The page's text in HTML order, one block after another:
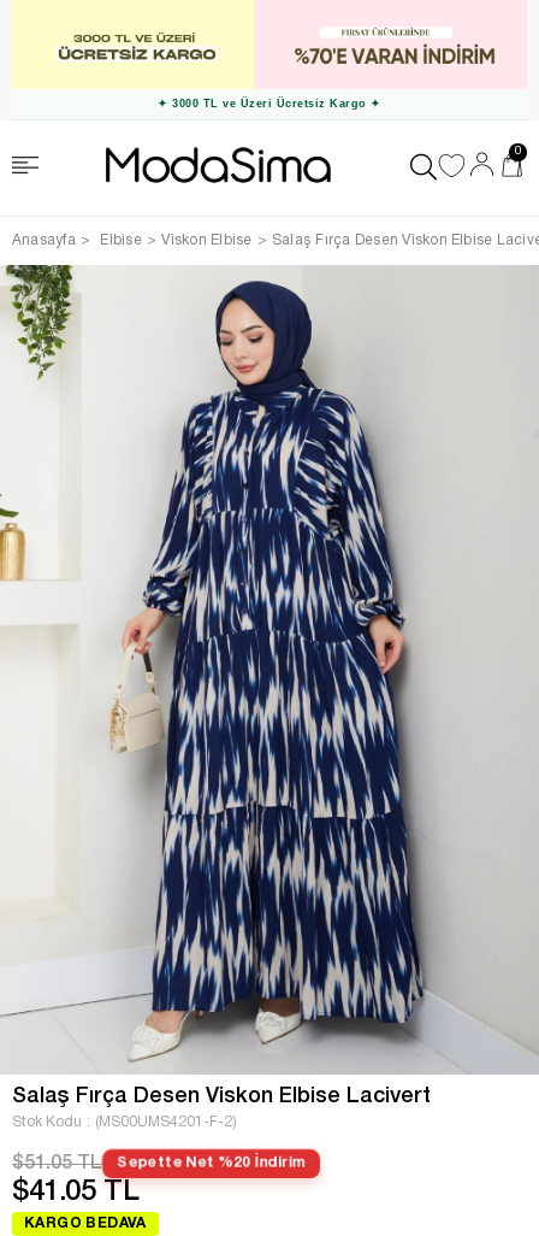
✦ 3000 TL ve Üzeri Ücretsiz Kargo ✦
0
Anasayfa Elbise Viskon Elbise Salaş Fırça Desen Viskon Elbise
Salaş Fırça Desen Viskon Elbise Lacivert
Stok Kodu (MS00UMS4201-F-2)
$51.05 TL Sepette Net %20 İndirim
$41.05 TL
KARGO BEDAVA